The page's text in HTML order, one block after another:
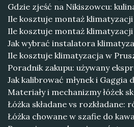
Gdzie zjeść na Nikiszowcu:
Ile kosztuje montaż klimatyzacji
Ile kosztuje montaż klimatyzacji
Jak wybrać instalatora
Ile kosztuje klimatyzacja w
Poradnik zakupu: używany
Jak kalibrować młynek i Gaggia
Materiały i mechanizmy łóżek
Łóżka składane vs rozkładane:
Łóżka chowane w szafie do